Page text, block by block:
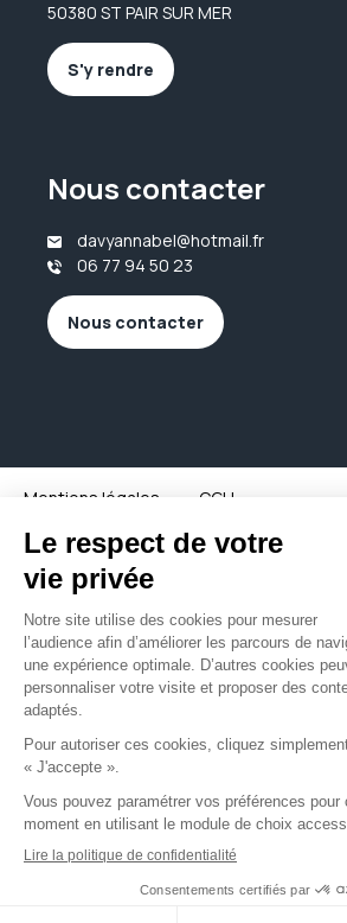
50380 ST PAIR SUR MER
S'y rendre
Nous contacter
davyannabel@hotmail.fr
06 77 94 50 23
Nous contacter
Mentions légales
CGU
Groupe all © - Tous droits réservés - 2026